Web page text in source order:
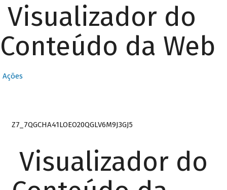
Visualizador do
Conteúdo da Web
Ações
Z7_7QGCHA41LOEO20QGLV6M9J3GJ5
Visualizador do